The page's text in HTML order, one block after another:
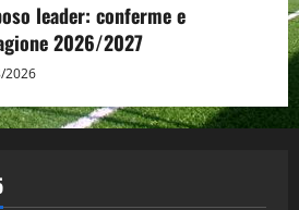
leader: conferme e
2026/2027
2026